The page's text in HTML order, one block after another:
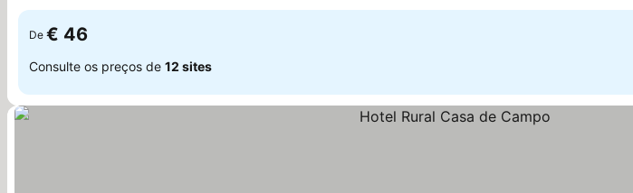
De € 46
Consulte os preços de 12 sites